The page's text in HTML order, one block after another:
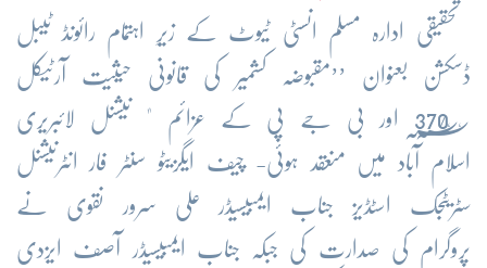
تحقیقی ادارہ مسلم انسٹی ٹیوٹ کے زیرِ اہتمام رائونڈ ٹیبل
ڈسکشن بعنوان ’’ مقبوضہ کشمیر کی قانونی حیثیت آرٹیکل
370؁ٗ؁ٗ اور بی جے پی کے عزائم " نیشنل لائبریری
اسلام آباد میں منعقد ہوئی-چیف ایگزیٹو سنٹر فار انٹرنیشنل
سٹریٹجک اسٹڈیز جناب ایمبیسیڈر علی سرور نقوی نے
پروگرام کی صدارت کی جبکہ جناب ایمبیسیڈر آصف ایزدی